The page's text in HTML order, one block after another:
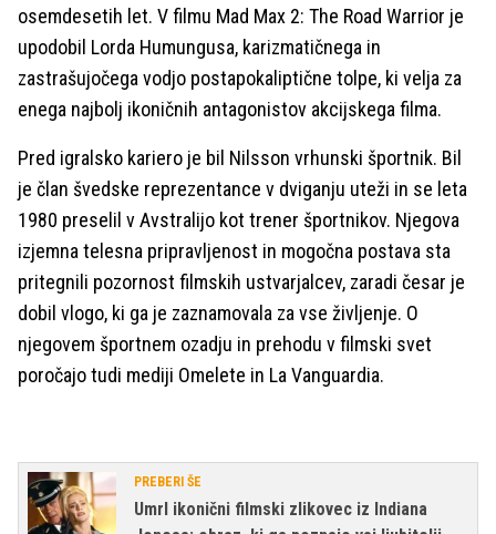
osemdesetih let. V filmu Mad Max 2: The Road Warrior je
upodobil Lorda Humungusa, karizmatičnega in
zastrašujočega vodjo postapokaliptične tolpe, ki velja za
enega najbolj ikoničnih antagonistov akcijskega filma.
Pred igralsko kariero je bil Nilsson vrhunski športnik. Bil
je član švedske reprezentance v dviganju uteži in se leta
1980 preselil v Avstralijo kot trener športnikov. Njegova
izjemna telesna pripravljenost in mogočna postava sta
pritegnili pozornost filmskih ustvarjalcev, zaradi česar je
dobil vlogo, ki ga je zaznamovala za vse življenje. O
njegovem športnem ozadju in prehodu v filmski svet
poročajo tudi mediji Omelete in La Vanguardia.
PREBERI ŠE
Umrl ikonični filmski zlikovec iz Indiana